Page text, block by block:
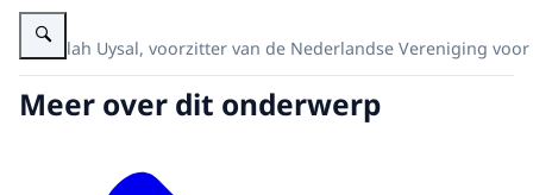
Vergroot afbeelding Abdullah Uysal, voorzitter van de Nederlandse
Abdullah Uysal, voorzitter van de Nederlandse Vereniging
Meer over dit onderwerp